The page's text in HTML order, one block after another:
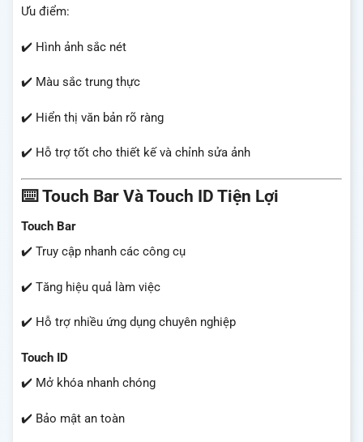
Ưu điểm:
✔️ Hình ảnh sắc nét
✔️ Màu sắc trung thực
✔️ Hiển thị văn bản rõ ràng
✔️ Hỗ trợ tốt cho thiết kế và chỉnh sửa ảnh
⌨️ Touch Bar Và Touch ID Tiện Lợi
Touch Bar
✔️ Truy cập nhanh các công cụ
✔️ Tăng hiệu quả làm việc
✔️ Hỗ trợ nhiều ứng dụng chuyên nghiệp
Touch ID
✔️ Mở khóa nhanh chóng
✔️ Bảo mật an toàn